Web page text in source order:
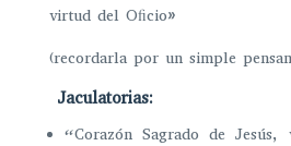
virtud del Oﬁcio»
(recordarla por un simple
Jaculatorias:
“Corazón Sagrado de